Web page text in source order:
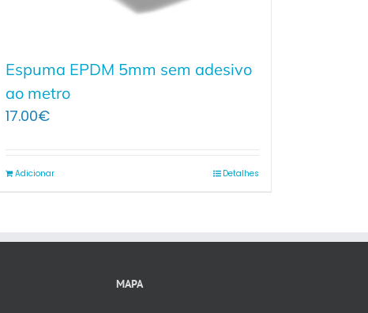
Espuma EPDM 5mm sem adesivo
ao metro
17.00€
Adicionar Detalhes
MAPA